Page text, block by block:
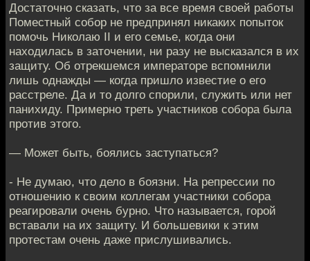
Достаточно сказать, что за все время своей работы
Поместный собор не предпринял никаких попыток
помочь Николаю II и его семье, когда они
находилась в заточении, ни разу не высказался в их
защиту. Об отрекшемся императоре вспомнили
лишь однажды — когда пришло известие о его
расстреле. Да и то долго спорили, служить или нет
панихиду. Примерно треть участников собора была
против этого.
— Может быть, боялись заступаться?
- Не думаю, что дело в боязни. На репрессии по
отношению к своим коллегам участники собора
реагировали очень бурно. Что называется, горой
вставали на их защиту. И большевики к этим
протестам очень даже прислушивались.